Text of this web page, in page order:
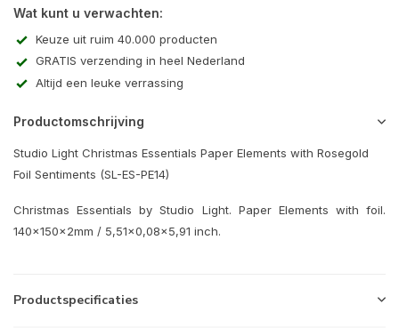
Wat kunt u verwachten:
Keuze uit ruim 40.000 producten
GRATIS verzending in heel Nederland
Altijd een leuke verrassing
Productomschrijving
Studio Light Christmas Essentials Paper Elements with Rosegold
Foil Sentiments (SL-ES-PE14)
Christmas Essentials by Studio Light. Paper Elements with foil.
140x150x2mm / 5,51x0,08x5,91 inch.
Productspecificaties